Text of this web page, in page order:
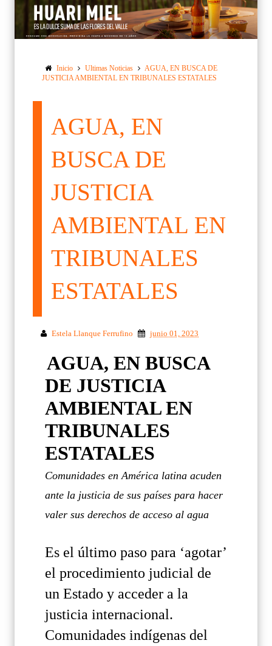
Inicio Ultimas Noticias
AGUA, EN BUSCA DE
JUSTICIA AMBIENTAL EN TRIBUNALES ESTATALES
AGUA, EN
BUSCA DE
JUSTICIA
AMBIENTAL EN
TRIBUNALES
ESTATALES
Estela Llanque Ferrufino junio 01, 2023
AGUA, EN BUSCA
DE JUSTICIA
AMBIENTAL EN
TRIBUNALES
ESTATALES
Comunidades en América latina acuden
ante la justicia de sus países para hacer
valer sus derechos de acceso al agua
Es el último paso para ‘agotar’
el procedimiento judicial de
un Estado y acceder a la
justicia internacional.
Comunidades indígenas del